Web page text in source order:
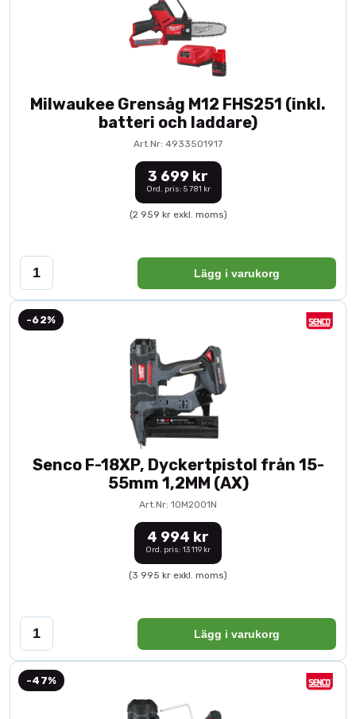
Milwaukee Grensåg M12 FHS251 (inkl.
batteri och laddare)
Art.Nr: 4933501917
3 699 kr
Ord. pris: 5 781 kr
(2 959 kr exkl. moms)
Lägg i varukorg
-62%
Senco F-18XP, Dyckertpistol från 15-
55mm 1,2MM (AX)
Art.Nr: 10M2001N
4 994 kr
Ord. pris: 13 119 kr
(3 995 kr exkl. moms)
Lägg i varukorg
-47%